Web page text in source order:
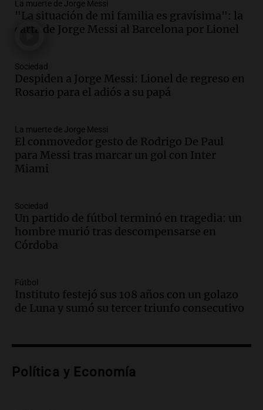
Audio.Tragedia en Mendoza: un muerto
y cinco heridos tras caer dos autos desde
un puente
Episodios
Audio.Messi llegará esta noche a
Rosario para acompañar a su familia
Episodios
Audio.Ley de Propiedad Privada: el revés
en el Congreso expuso una debilidad
comunicacional del Gobierno
Episodios
Audio.Casabindo se prepara para una
celebración única: 30.000 turistas y el
tradicional Toreo de la Vincha
Audio.Borges, abogada de Pourrain:
"Tres hombres se lo llevaron para
hacerle preguntas y nunca regresó"
Episodios
metros del río Suquía y retiraron hasta
La muerte de Jorge Messi
"La situación de mi familia es gravísima": la
carta de Jorge Messi al Barcelona por Lionel
Sociedad
Despiden a Jorge Messi: Lionel de regreso en
Rosario para el adiós a su papá
La muerte de Jorge Messi
El conmovedor gesto de Rodrigo De Paul
para Messi tras marcar un gol con Inter
Miami
Sociedad
Un partido de fútbol terminó en tragedia: un
hombre murió tras descompensarse en
Córdoba
Fútbol
Instituto festejó sus 108 años con un golazo
de Luna y sumó su tercer triunfo consecutivo
Política y Economía